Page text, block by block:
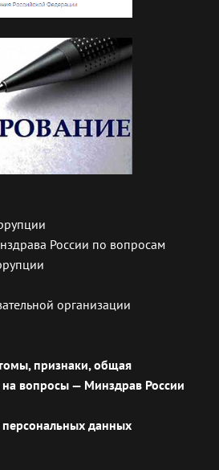
России по вопросам
организации
признаки, общая
вопросы — Минздрав России
данных